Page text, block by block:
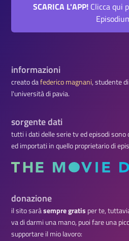
SCARICA L'APP!Clicca qui
informazioni
creato dafederico magnani, studente
l'università di pavia.
sorgente dati
tutti i dati delle serie tv ed episodi
ed importati in quello proprietario di
donazione
il sito saràsempre gratis per te,
va di darmi una mano, puoi fare una
supportare il mio lavoro: